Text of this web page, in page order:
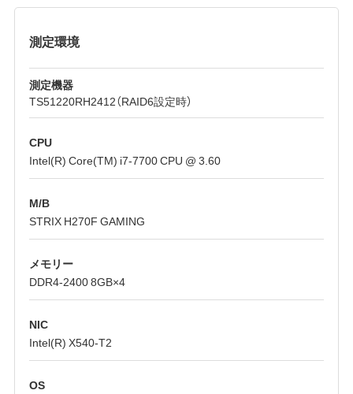
測定環境
測定機器
TS51220RH2412（RAID6設定時）
CPU
Intel(R) Core(TM) i7-7700 CPU @ 3.60
M/B
STRIX H270F GAMING
メモリー
DDR4-2400 8GB×4
NIC
Intel(R) X540-T2
OS